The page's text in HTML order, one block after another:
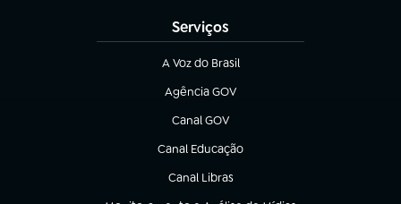
Serviços
A Voz do Brasil
(abre em nova aba)
Agência GOV
(abre em nova aba)
Canal GOV
(abre em nova aba)
Canal Educação
(abre em nova aba)
Canal Libras
(abre em nova aba)